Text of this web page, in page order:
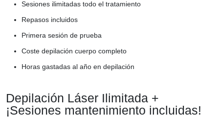
Sesiones ilimitadas todo el tratamiento
Repasos incluidos
Primera sesión de prueba
Coste depilación cuerpo completo
Horas gastadas al año en depilación
Depilación Láser Ilimitada +
¡Sesiones mantenimiento incluidas!